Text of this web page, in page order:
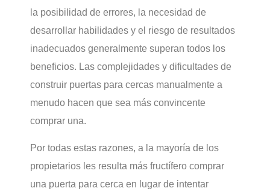
la posibilidad de errores, la necesidad de
desarrollar habilidades y el riesgo de resultados
inadecuados generalmente superan todos los
beneficios. Las complejidades y dificultades de
construir puertas para cercas manualmente a
menudo hacen que sea más convincente
comprar una.
Por todas estas razones, a la mayoría de los
propietarios les resulta más fructífero comprar
una puerta para cerca en lugar de intentar